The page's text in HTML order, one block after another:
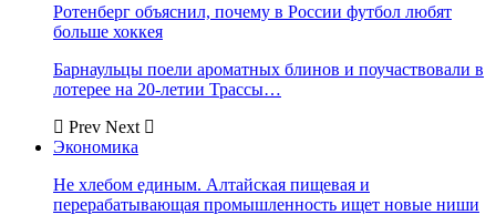
Ротенберг объяснил, почему в России футбол любят
больше хоккея
Барнаульцы поели ароматных блинов и поучаствовали в
лотерее на 20-летии Трассы…
Prev Next
Экономика
Не хлебом единым. Алтайская пищевая и
перерабатывающая промышленность ищет новые ниши